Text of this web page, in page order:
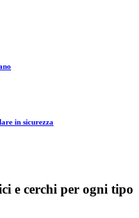
in sicurezza
e cerchi per ogni tipo